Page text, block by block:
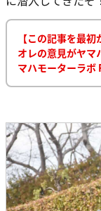
【この記事を最初
オレの意見がヤマ
マハモーターラボ